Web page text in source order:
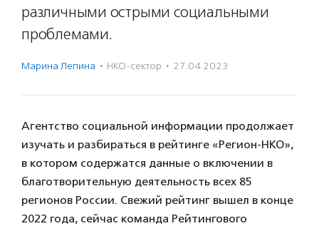
различными острыми социальными
проблемами.
Марина Лепина · НКО-сектор · 27.04.2023
Агентство социальной информации продолжает
изучать и разбираться в рейтинге «Регион-НКО»,
в котором содержатся данные о включении в
благотворительную деятельность всех 85
регионов России. Свежий рейтинг вышел в конце
2022 года, сейчас команда Рейтингового